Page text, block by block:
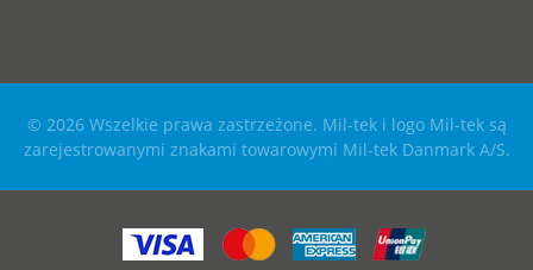
© 2026 Wszelkie prawa zastrzeżone. Mil-tek i logo Mil-tek są
zarejestrowanymi znakami towarowymi Mil-tek Danmark A/S.